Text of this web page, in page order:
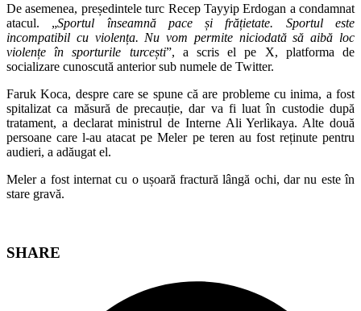
De asemenea, președintele turc Recep Tayyip Erdogan a condamnat
atacul. „Sportul înseamnă pace și frățietate. Sportul este
incompatibil cu violența. Nu vom permite niciodată să aibă loc
violențe în sporturile turcești”, a scris el pe X, platforma de
socializare cunoscută anterior sub numele de Twitter.
Faruk Koca, despre care se spune că are probleme cu inima, a fost
spitalizat ca măsură de precauție, dar va fi luat în custodie după
tratament, a declarat ministrul de Interne Ali Yerlikaya. Alte două
persoane care l-au atacat pe Meler pe teren au fost reținute pentru
audieri, a adăugat el.
Meler a fost internat cu o ușoară fractură lângă ochi, dar nu este în
stare gravă.
SHARE